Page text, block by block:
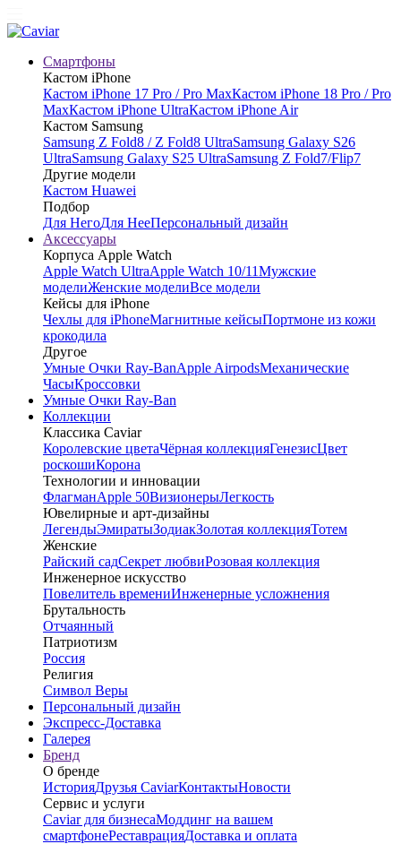
Смартфоны
Кастом iPhone
Кастом iPhone 17 Pro / Pro MaxКастом iPhone 18 Pro / Pro
MaxКастом iPhone UltraКастом iPhone Air
Кастом Samsung
Samsung Z Fold8 / Z Fold8 UltraSamsung Galaxy S26
UltraSamsung Galaxy S25 UltraSamsung Z Fold7/Flip7
Другие модели
Кастом Huawei
Подбор
Для НегоДля НееПерсональный дизайн
Аксессуары
Корпуса Apple Watch
Apple Watch UltraApple Watch 10/11Мужские
моделиЖенские моделиВсе модели
Кейсы для iPhone
Чехлы для iPhoneМагнитные кейсыПортмоне из кожи
крокодила
Другое
Умные Очки Ray-BanApple AirpodsМеханические
ЧасыКроссовки
Умные Очки Ray-Ban
Коллекции
Классика Caviar
Королевские цветаЧёрная коллекцияГенезисЦвет
роскошиКорона
Технологии и инновации
ФлагманApple 50ВизионерыЛегкость
Ювелирные и арт-дизайны
ЛегендыЭмиратыЗодиакЗолотая коллекцияТотем
Женские
Райский садСекрет любвиРозовая коллекция
Инженерное искусство
Повелитель времениИнженерные усложнения
Брутальность
Отчаянный
Патриотизм
Россия
Религия
Символ Веры
Персональный дизайн
Экспресс-Доставка
Галерея
Бренд
О бренде
ИсторияДрузья CaviarКонтактыНовости
Сервис и услуги
Caviar для бизнесаМоддинг на вашем
смартфонеРеставрацияДоставка и оплата